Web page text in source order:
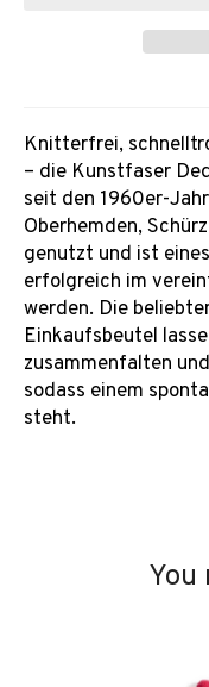
Knitterfrei,
– die Kunstfaser
seit den 1960er-
Oberhemden,
genutzt und ist
erfolgreich im
werden. Die
Einkaufsbeutel
zusammenfalten
sodass einem
steht.
You